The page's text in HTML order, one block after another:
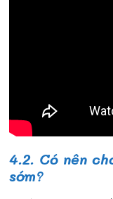
4.2. Có nên
sớm?